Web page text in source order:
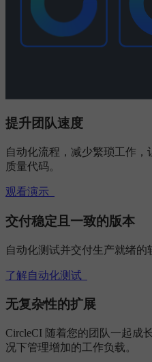
提升团队速度
自动化流程，减少繁琐工作
质量代码。
观看演示
交付稳定且一致的版本
自动化测试并交付生产就绪的
了解自动化测试
无复杂性的扩展
CircleCI 随着您的团队一起成
况下管理增加的工作负载。